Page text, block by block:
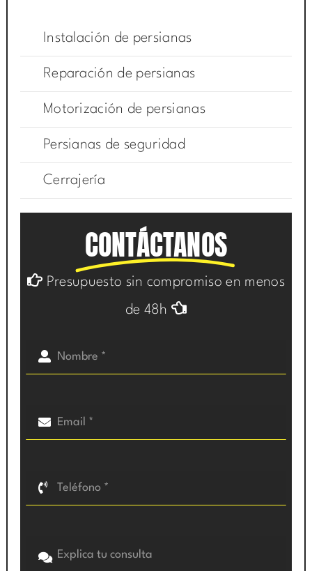
Instalación de persianas
Reparación de persianas
Motorización de persianas
Persianas de seguridad
Cerrajería
CONTÁCTANOS
Presupuesto sin compromiso en menos
de 48h